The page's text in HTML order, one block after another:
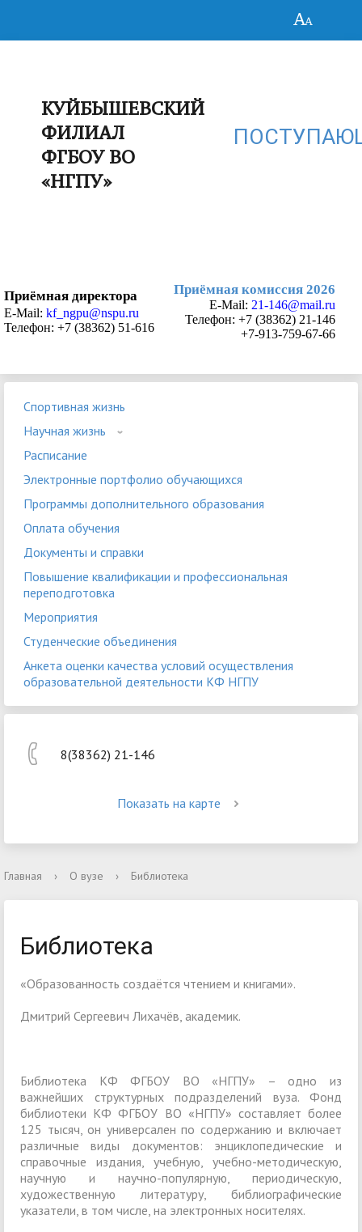
КУЙБЫШЕВСКИЙ
ФИЛИАЛ
ФГБОУ ВО
«НГПУ»
Приёмная директора
E-Mail: kf_ngpu@nspu.ru
Телефон: +7 (38362) 51-616
Приёмная комиссия 2026
E-Mail: 21-146@mail.ru
Телефон: +7 (38362) 21-146
+7-913-759-67-66
Спортивная жизнь
Научная жизнь
Расписание
Электронные портфолио обучающихся
Программы дополнительного образования
Оплата обучения
Документы и справки
Повышение квалификации и профессиональная
переподготовка
Мероприятия
Студенческие объединения
Анкета оценки качества условий осуществления
образовательной деятельности КФ НГПУ
8(38362) 21-146
Показать на карте
Главная › О вузе › Библиотека
Библиотека
«Образованность создаётся чтением и книгами».
Дмитрий Сергеевич Лихачёв, академик.
Библиотека КФ ФГБОУ ВО «НГПУ» – одно из
важнейших структурных подразделений вуза. Фонд
библиотеки КФ ФГБОУ ВО «НГПУ» составляет более
125 тысяч, он универсален по содержанию и включает
различные виды документов: энциклопедические и
справочные издания, учебную, учебно-методическую,
научную и научно-популярную, периодическую,
художественную литературу, библиографические
указатели, в том числе, на электронных носителях.